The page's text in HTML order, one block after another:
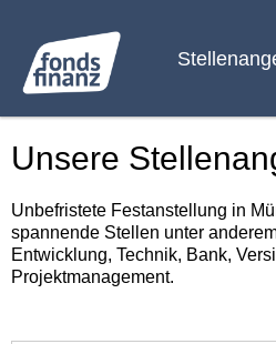
Unsere
Unbefristete Festanstellung in
spannende Stellen unter
Entwicklung, Technik, Bank,
Projektmanagement.